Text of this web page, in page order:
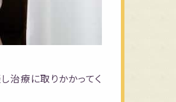
治療に取りかかってく